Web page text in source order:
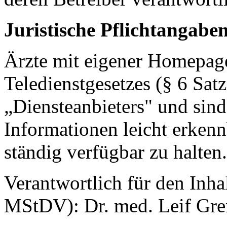
Juristische
Ärzte mit eigener
Teledienstgesetzes (§ 6
„Diensteanbieters" und
Informationen leicht
ständig verfügbar zu halten.
Verantwortlich für den
MStDV): Dr. med. Leif